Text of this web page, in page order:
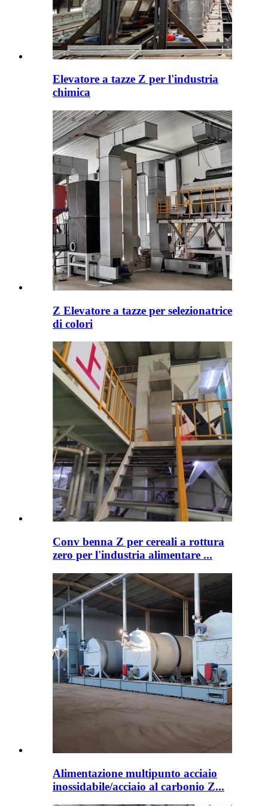
Elevatore a tazze Z per l'industria
chimica
Z Elevatore a tazze per selezionatrice
di colori
Conv benna Z per cereali a rottura
zero per l'industria alimentare ...
Alimentazione multipunto acciaio
inossidabile/acciaio al carbonio Z...